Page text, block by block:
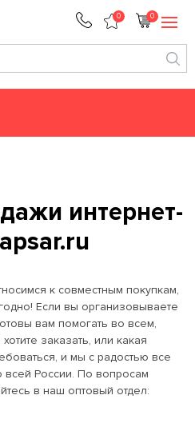
0 0
интернет-
к совместным покупкам,
Если вы организовываете
вам помогать во всем,
заказать, или какая
и мы с радостью все
всей России. По вопросам
в наш оптовый отдел: